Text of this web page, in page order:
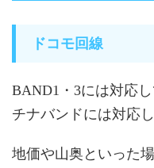
ドコモ回線
BAND1・3には対応
チナバンドには対応
地価や山奥といった